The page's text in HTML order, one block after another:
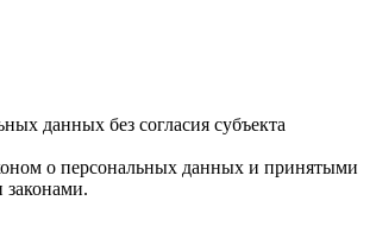
данных без согласия субъекта
о персональных данных и принятыми